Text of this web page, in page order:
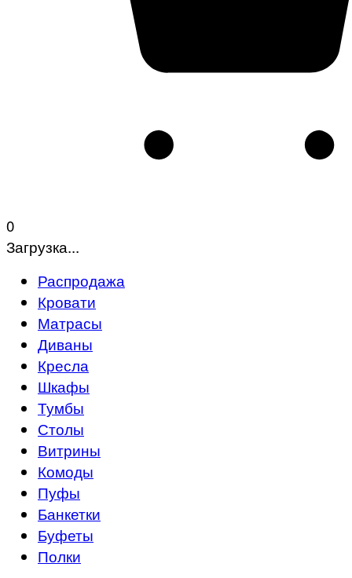
0
Загрузка...
Распродажа
Кровати
Матрасы
Диваны
Кресла
Шкафы
Тумбы
Столы
Витрины
Комоды
Пуфы
Банкетки
Буфеты
Полки